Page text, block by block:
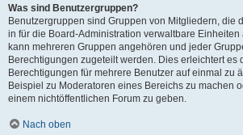
Was sind Benutzergruppen?
Benutzergruppen sind Gruppen von Mitgliedern, die
in für die Board-Administration verwaltbare Einheiten
kann mehreren Gruppen angehören und jeder
Berechtigungen zugeteilt werden. Dies erleichtert es
Berechtigungen für mehrere Benutzer auf einmal zu
Beispiel zu Moderatoren eines Bereichs zu machen
einem nichtöffentlichen Forum zu geben.
Nach oben